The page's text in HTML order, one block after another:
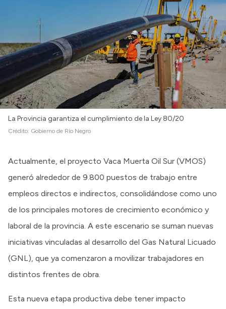
La Provincia garantiza el cumplimiento de la Ley 80/20
Crédito: Gobierno de Río Negro
Actualmente, el proyecto Vaca Muerta Oil Sur (VMOS)
generó alrededor de 9.800 puestos de trabajo entre
empleos directos e indirectos, consolidándose como uno
de los principales motores de crecimiento económico y
laboral de la provincia. A este escenario se suman nuevas
iniciativas vinculadas al desarrollo del Gas Natural Licuado
(GNL), que ya comenzaron a movilizar trabajadores en
distintos frentes de obra.
Esta nueva etapa productiva debe tener impacto